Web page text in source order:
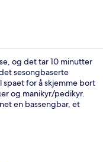
og det tar 10 minutter
sesongbaserte
for å skjemme bort
og manikyr/pedikyr.
en bassengbar, et